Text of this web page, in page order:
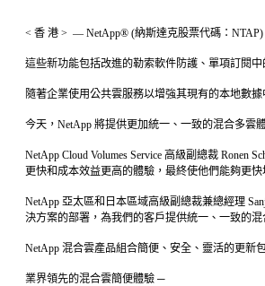
< 香 港 > — NetApp® (納斯達克股票代碼：
這些新功能包括改進的勒索軟件防護、單項訂閱
隨著企業使用公共雲服務以增強其現有的本地數
今天，NetApp 將提供更加統一、一致的混合多雲
NetApp Cloud Volumes Service 高級副總裁
更快和成本效益更高的體驗，最終使他們能夠更
NetApp 亞太區和日本區域高級副總裁兼總經理
決方案的部署，為我們的客戶提供統一、一致的混
NetApp 混合雲產品組合簡便、安全、靈活的更新包
業界領先的混合雲簡便體驗 ─